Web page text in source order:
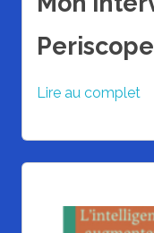
Periscope
Lire au complet